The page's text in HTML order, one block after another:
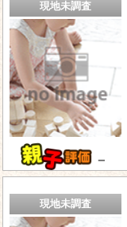
現地未調査
－
現地未調査